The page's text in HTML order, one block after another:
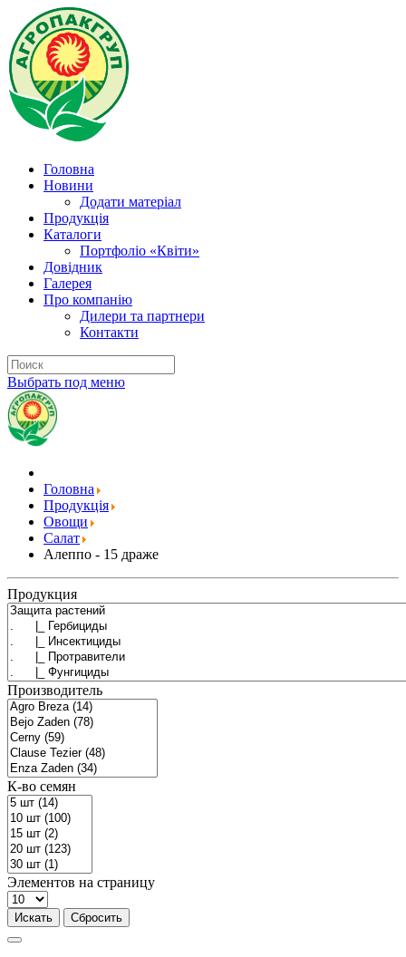
Головна
Новини
Додати матеріал
Продукція
Каталоги
Портфоліо «Квіти»
Довідник
Галерея
Про компанію
Дилери та партнери
Контакти
Выбрать под меню
Головна
Продукція
Овощи
Салат
Алеппо - 15 драже
Продукция
Производитель
К-во семян
Элементов на страницу